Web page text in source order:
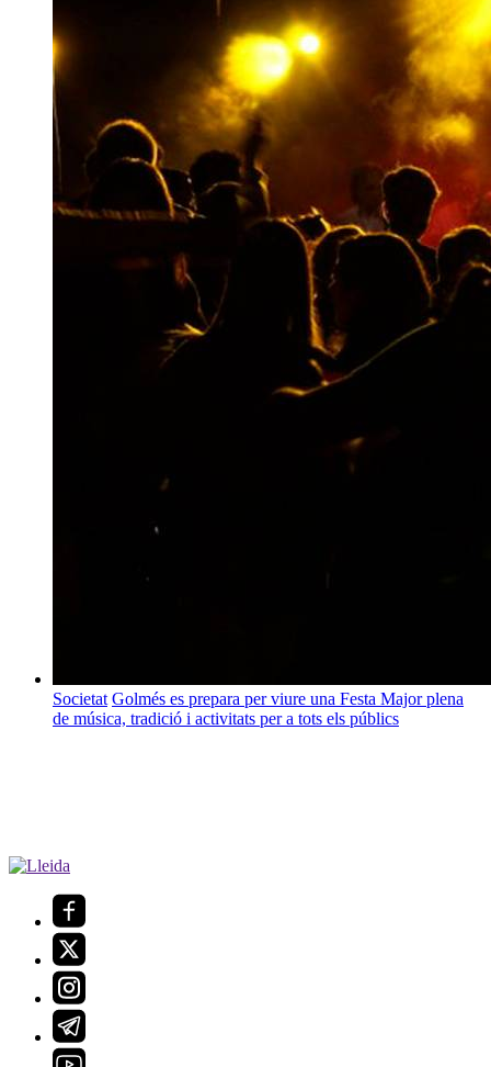
Societat Golmés es prepara per viure una Festa Major plena
de música, tradició i activitats per a tots els públics